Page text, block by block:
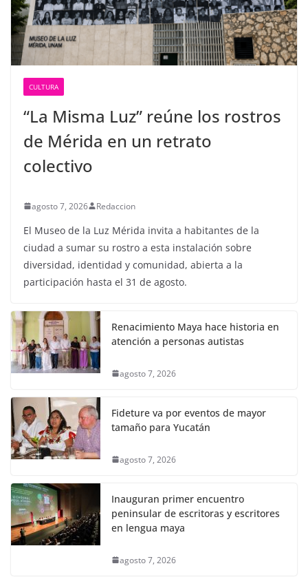
CULTURA
“La Misma Luz” reúne los rostros
de Mérida en un retrato
colectivo
agosto 7, 2026 Redaccion
El Museo de la Luz Mérida invita a habitantes de la
ciudad a sumar su rostro a esta instalación sobre
diversidad, identidad y comunidad, abierta a la
participación hasta el 31 de agosto.
Renacimiento Maya hace historia en
atención a personas autistas
agosto 7, 2026
Fideture va por eventos de mayor
tamaño para Yucatán
agosto 7, 2026
Inauguran primer encuentro
peninsular de escritoras y escritores
en lengua maya
agosto 7, 2026